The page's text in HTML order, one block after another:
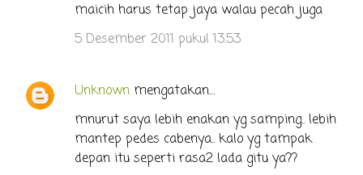
maicih harus tetap jaya walau pecah juga
5 Desember 2011 pukul 13.53
Unknown mengatakan…
mnurut saya lebih enakan yg samping.. lebih
mantep pedes cabenya.. kalo yg tampak
depan itu seperti rasa2 lada gitu ya??